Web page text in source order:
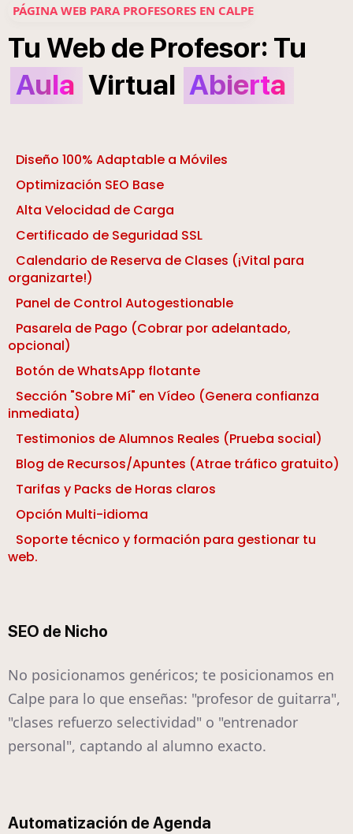
PÁGINA WEB PARA PROFESORES EN CALPE
Tu Web de Profesor: Tu
Aula Virtual Abierta
Diseño 100% Adaptable a Móviles
Optimización SEO Base
Alta Velocidad de Carga
Certificado de Seguridad SSL
Calendario de Reserva de Clases (¡Vital para
organizarte!)
Panel de Control Autogestionable
Pasarela de Pago (Cobrar por adelantado,
opcional)
Botón de WhatsApp flotante
Sección "Sobre Mí" en Vídeo (Genera confianza
inmediata)
Testimonios de Alumnos Reales (Prueba social)
Blog de Recursos/Apuntes (Atrae tráfico gratuito)
Tarifas y Packs de Horas claros
Opción Multi-idioma
Soporte técnico y formación para gestionar tu
web.
SEO de Nicho
No posicionamos genéricos; te posicionamos en
Calpe para lo que enseñas: "profesor de guitarra",
"clases refuerzo selectividad" o "entrenador
personal", captando al alumno exacto.
Automatización de Agenda